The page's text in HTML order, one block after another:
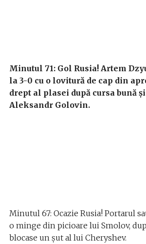
Minutul 71: Gol Rusia! Artem
la 3-0 cu o lovitură de cap din
drept al plasei după cursa bună
Aleksandr Golovin.
Minutul 67: Ocazie Rusia! Portarul
o minge din picioare lui Smolov,
blocase un șut al lui Cheryshev.